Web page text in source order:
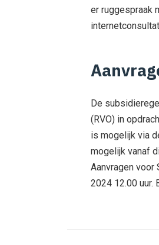
er ruggespraak
De
(RVO) in
is mogelijk via
mogelijk vanaf
Aanvragen voor
2024 12.00 uur.